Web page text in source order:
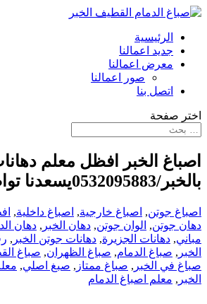
الرئيسية
جديد اعمالنا
معرض اعمالنا
صور اعمالنا
اتصل بنا
اختر صفحة
اصباغ الخبر افظل معلم
بالخبر/0532095883يسعدنا تواصلكم
اصباغ جوتن, اصباغ خارجية, اصباغ داخلية,
دهان جوتن, الوان جوتن, دهان الخبر , دهان
مباني, دهانات الجزيرة, دهانات جوتن الخبر ,
الخبر , صباغ الدمام, صباغ الظهران, صباغ
صباغ في الخبر , صباغ ممتاز , صبغ اصلي,
الخبر , معلم اصباغ الدمام